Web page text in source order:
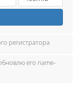
регистратора
его name-